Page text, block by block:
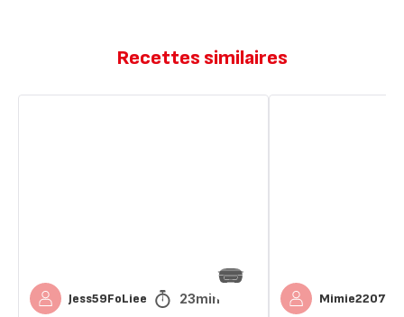
Recettes similaires
Jess59FoLiee 23min Mimie2207